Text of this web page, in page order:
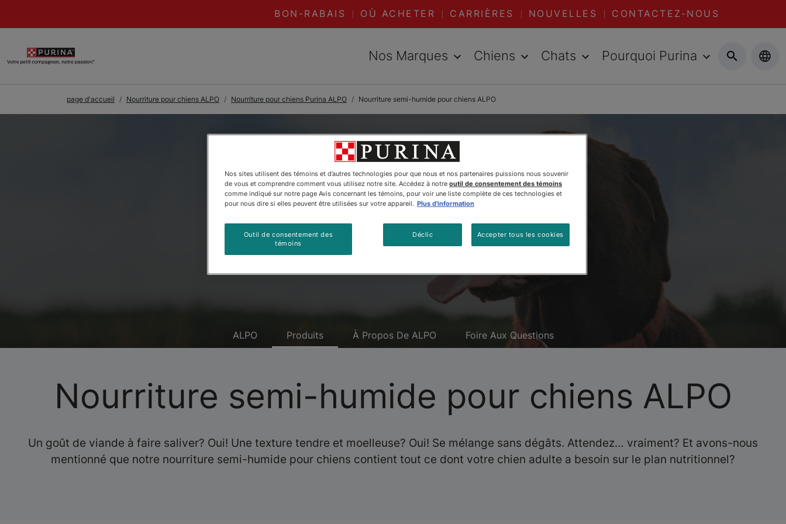
BON-RABAIS OÙ ACHETER CARRIÈRES NOUVELLES CONTACTEZ-NOUS
Nos Marques Chiens Chats Pourquoi Purina
page d'accueil Nourriture pour chiens ALPO Nourriture pour chiens Purina ALPO Nourriture semi-humide pour chiens ALPO
ALPO Produits À Propos De ALPO Foire Aux Questions
Nourriture semi-humide pour chiens ALPO
Un goût de viande à faire saliver? Oui! Une texture tendre et moelleuse? Oui! Se mélange sans dégâts. Attendez… vraiment? Et avons-nous
mentionné que notre nourriture semi-humide pour chiens contient tout ce dont votre chien adulte a besoin sur le plan nutritionnel?
Nos sites utilisent des témoins et d’autres technologies pour que nous et nos partenaires puissions nous souvenir
de vous et comprendre comment vous utilisez notre site. Accédez à notre outil de consentement des témoins
comme indiqué sur notre page Avis concernant les témoins, pour voir une liste complète de ces technologies et
pour nous dire si elles peuvent être utilisées sur votre appareil. Plus d'information
Déclic Accepter tous les cookies
Outil de consentement des
témoins